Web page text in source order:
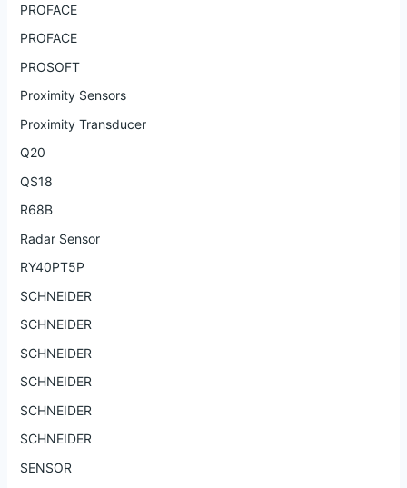
PROFACE
PROFACE
PROSOFT
Proximity Sensors
Proximity Transducer
Q20
QS18
R68B
Radar Sensor
RY40PT5P
SCHNEIDER
SCHNEIDER
SCHNEIDER
SCHNEIDER
SCHNEIDER
SCHNEIDER
SENSOR